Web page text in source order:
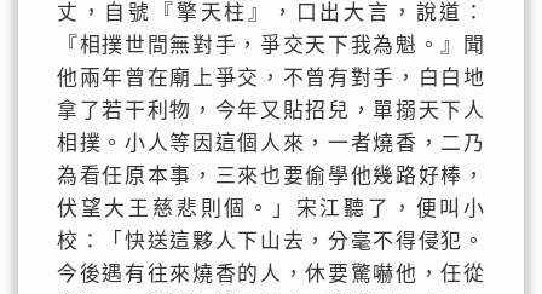
丈，自號『擎天柱』，口出大言，說道：
『相撲世間無對手，爭交天下我為魁。』聞
他兩年曾在廟上爭交，不曾有對手，白白地
拿了若干利物，今年又貼招兒，單搦天下人
相撲。小人等因這個人來，一者燒香，二乃
為看任原本事，三來也要偷學他幾路好棒，
伏望大王慈悲則個。」宋江聽了，便叫小
校：「快送這夥人下山去，分毫不得侵犯。
今後遇有往來燒香的人，休要驚嚇他，任從